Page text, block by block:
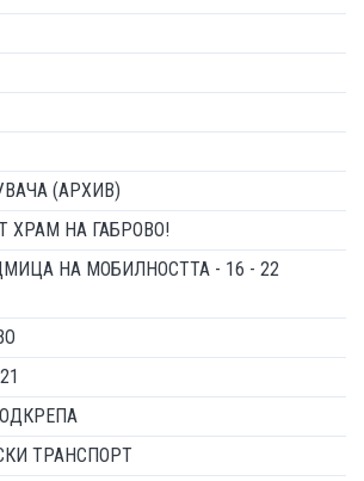
(АРХИВ)
ХРАМ НА ГАБРОВО!
НА МОБИЛНОСТТА - 16 - 22
ТРАНСПОРТ